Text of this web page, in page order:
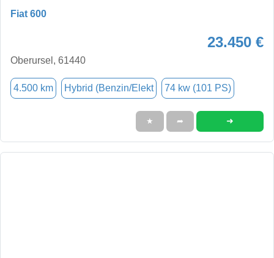
Fiat 600
23.450 €
Oberursel, 61440
4.500 km Hybrid (Benzin/Elekt 74 kw (101 PS)
★ ➦ ➜